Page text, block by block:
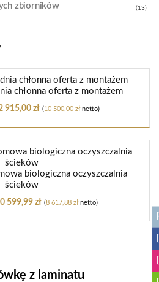
zbiorników (13)
chłonna oferta z montażem
915,00zł (10 500,00złnetto)
biologiczna oczyszczalnia
ścieków
599,99zł (8 617,88złnetto)
z laminatu